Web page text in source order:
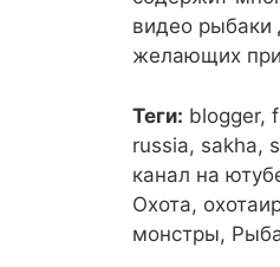
видео рыбаки
желающих
Теги: blogger,
russia, sakha,
канал на
Охота,
монстры,